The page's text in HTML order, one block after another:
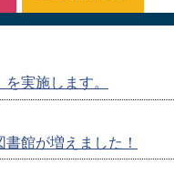
実施します。
館が増えました！